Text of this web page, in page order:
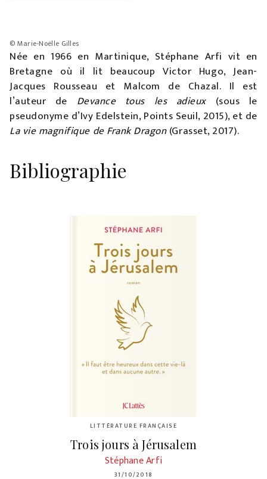
Née en 1966 en Martinique, Stéphane Arfi vit en
Bretagne où il lit beaucoup Victor Hugo, Jean-
Jacques Rousseau et Malcom de Chazal. Il est
l’auteur de Devance tous les adieux (sous le
pseudonyme d’Ivy Edelstein, Points Seuil, 2015), et de
La vie magnifique de Frank Dragon(Grasset, 2017).
© Marie-Noëlle Gilles
Bibliographie
LITTÉRATURE FRANÇAISE
Trois jours à Jérusalem
Stéphane Arfi
31/10/2018